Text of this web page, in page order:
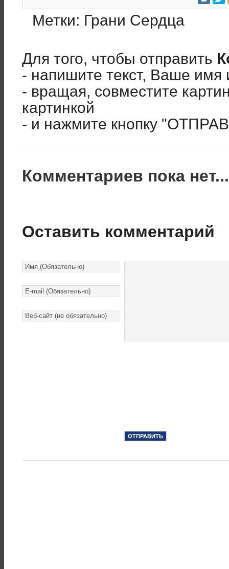
Метки: Грани Сердца
Для того, чтобы отправить
- напишите текст, Ваше имя
- вращая, совместите
картинкой
- и нажмите кнопку
Комментариев пока
Оставить комментарий